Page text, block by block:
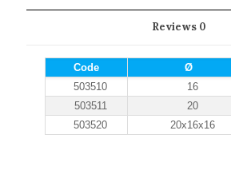
Reviews 0
Code Ø
503510
16
503511
20
503520
20x16x16